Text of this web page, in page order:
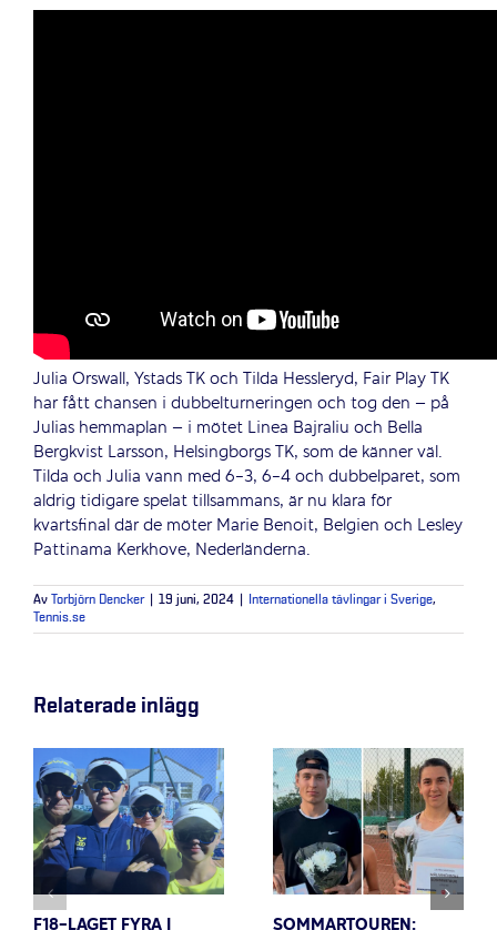
Julia Orswall, Ystads TK och Tilda Hessleryd, Fair Play TK
har fått chansen i dubbelturneringen och tog den – på
Julias hemmaplan – i mötet Linea Bajraliu och Bella
Bergkvist Larsson, Helsingborgs TK, som de känner väl.
Tilda och Julia vann med 6-3, 6-4 och dubbelparet, som
aldrig tidigare spelat tillsammans, är nu klara för
kvartsfinal där de möter Marie Benoit, Belgien och Lesley
Pattinama Kerkhove, Nederländerna.
Av Torbjörn Dencker 19 juni, 2024 Internationella tävlingar i Sverige,
Tennis.se
Relaterade inlägg